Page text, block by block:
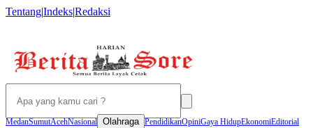
Tentang|Indeks|Redaksi
MedanSumutAcehNasional Olahraga PendidikanOpiniGaya HidupEkonomiEditorial